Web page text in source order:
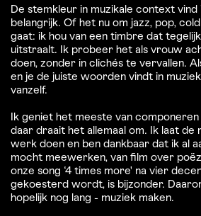
De stemkleur in muzikale context
belangrijk. Of het nu om jazz, pop,
gaat: ik hou van een timbre dat
uitstraalt. Ik probeer het als vrouw
doen, zonder in clichés te vervallen.
en je de juiste woorden vindt in
vanzelf.
Ik geniet het meeste van
daar draait het allemaal om. Ik laat de
werk doen en ben dankbaar dat ik al
mocht meewerken, van film over
onze song ‘4 times more' na vier
gekoesterd wordt, is bijzonder.
hopelijk nog lang - muziek maken.